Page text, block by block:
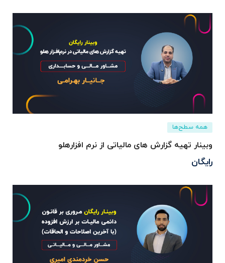
همه سطح‌ها
وبینار تهیه گزارش های مالیاتی از نرم افزارهلو
رایگان